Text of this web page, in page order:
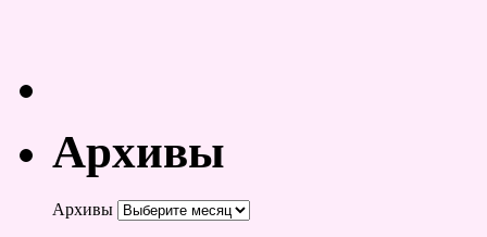
Архивы
Архивы